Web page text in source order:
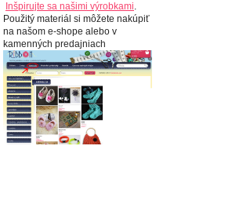
Inšpirujte sa našimi výrobkami.
Použitý materiál si môžete nakúpiť
na našom e-shope alebo v
kamenných predajniach